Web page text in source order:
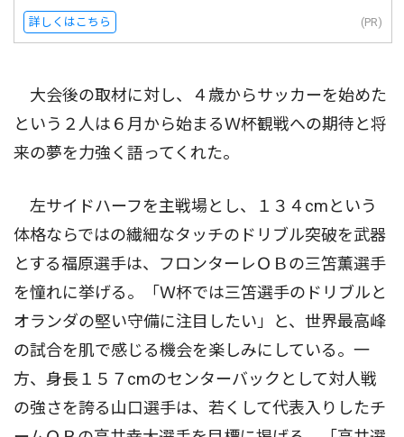
詳しくはこちら (PR)
大会後の取材に対し、４歳からサッカーを始めた
という２人は６月から始まるＷ杯観戦への期待と将
来の夢を力強く語ってくれた。
左サイドハーフを主戦場とし、１３４cmという
体格ならではの繊細なタッチのドリブル突破を武器
とする福原選手は、フロンターレＯＢの三笘薫選手
を憧れに挙げる。「Ｗ杯では三笘選手のドリブルと
オランダの堅い守備に注目したい」と、世界最高峰
の試合を肌で感じる機会を楽しみにしている。一
方、身長１５７cmのセンターバックとして対人戦
の強さを誇る山口選手は、若くして代表入りしたチ